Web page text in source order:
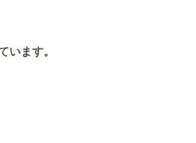
います。